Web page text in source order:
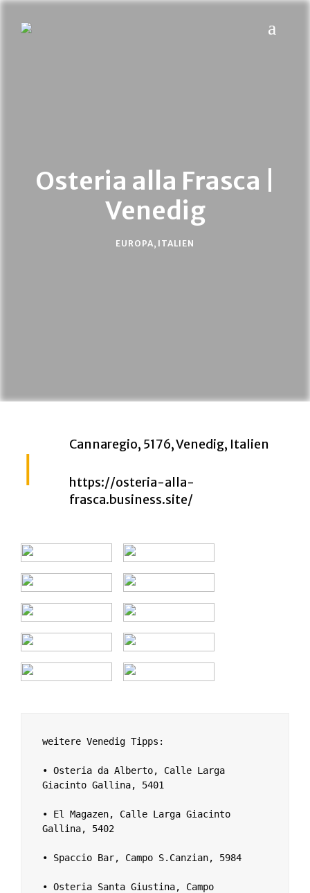
Osteria alla Frasca |
Venedig
EUROPA, ITALIEN
Cannaregio, 5176, Venedig, Italien
https://osteria-alla-
frasca.business.site/
weitere Venedig Tipps:
• Osteria da Alberto, Calle Larga
Giacinto Gallina, 5401
• El Magazen, Calle Larga Giacinto
Gallina, 5402
• Spaccio Bar, Campo S.Canzian, 5984
• Osteria Santa Giustina, Campo